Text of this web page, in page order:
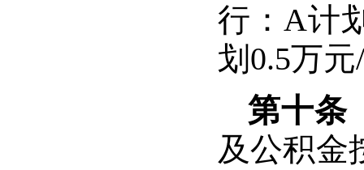
行：A计
划 0.5万元/
第十条
及公积金